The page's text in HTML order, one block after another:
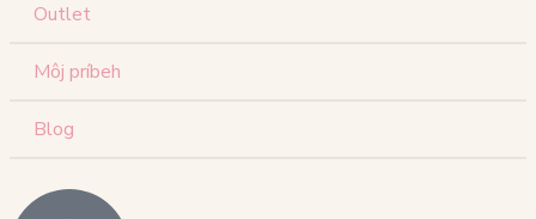
Outlet
Môj príbeh
Blog